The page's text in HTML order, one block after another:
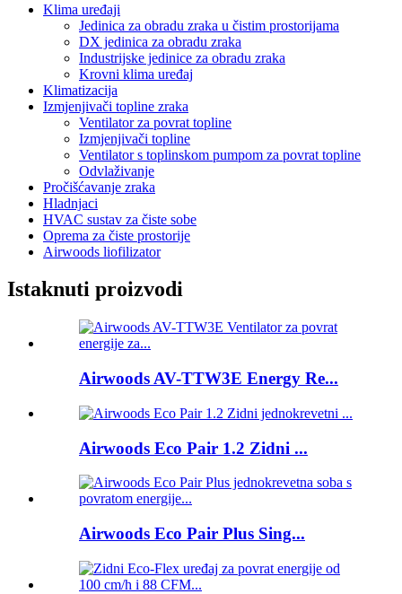
Klima uređaji
Jedinica za obradu zraka u čistim prostorijama
DX jedinica za obradu zraka
Industrijske jedinice za obradu zraka
Krovni klima uređaj
Klimatizacija
Izmjenjivači topline zraka
Ventilator za povrat topline
Izmjenjivači topline
Ventilator s toplinskom pumpom za povrat topline
Odvlaživanje
Pročišćavanje zraka
Hladnjaci
HVAC sustav za čiste sobe
Oprema za čiste prostorije
Airwoods liofilizator
Istaknuti proizvodi
Airwoods AV-TTW3E Energy Re...
Airwoods Eco Pair 1.2 Zidni ...
Airwoods Eco Pair Plus Sing...